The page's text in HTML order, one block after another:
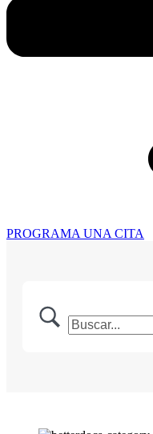
PROGRAMA UNA CITA